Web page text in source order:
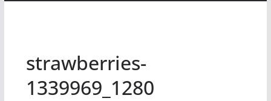
strawberries-
1339969_1280